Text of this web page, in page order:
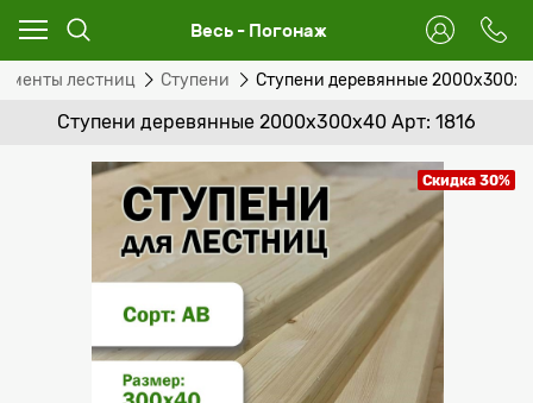
Весь - Погонаж
лестниц Ступени Ступени деревянные
Ступени деревянные 2000x300x40 Арт: 1816
Скидка 30%